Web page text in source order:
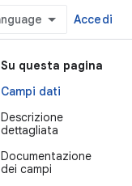
Accedi
Su questa pagina
Campi dati
Descrizione
dettagliata
Documentazione
dei campi